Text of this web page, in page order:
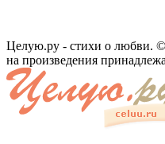
Целую.ру - стихи о любви. ©
на произведения